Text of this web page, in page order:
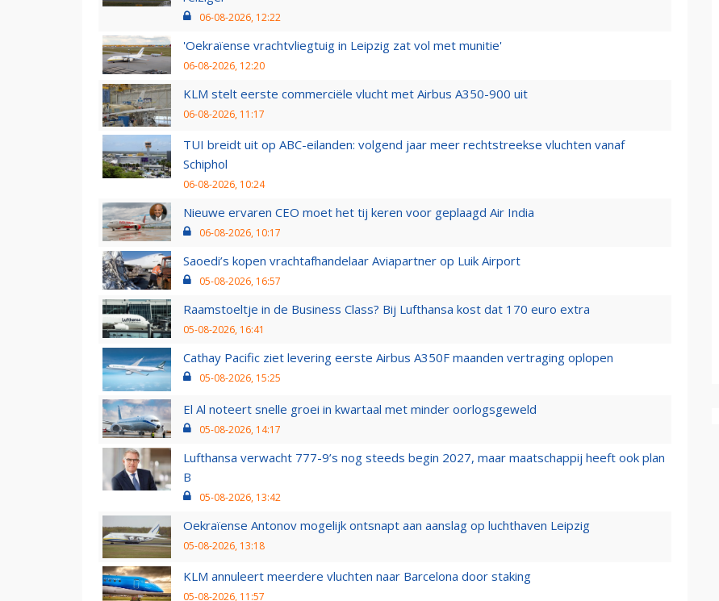
06-08-2026, 12:22
'Oekraïense vrachtvliegtuig in Leipzig zat vol met munitie'
06-08-2026, 12:20
KLM stelt eerste commerciële vlucht met Airbus A350-900 uit
06-08-2026, 11:17
TUI breidt uit op ABC-eilanden: volgend jaar meer rechtstreekse vluchten vanaf
Schiphol
06-08-2026, 10:24
Nieuwe ervaren CEO moet het tij keren voor geplaagd Air India
06-08-2026, 10:17
Saoedi’s kopen vrachtafhandelaar Aviapartner op Luik Airport
05-08-2026, 16:57
Raamstoeltje in de Business Class? Bij Lufthansa kost dat 170 euro extra
05-08-2026, 16:41
Cathay Pacific ziet levering eerste Airbus A350F maanden vertraging oplopen
05-08-2026, 15:25
El Al noteert snelle groei in kwartaal met minder oorlogsgeweld
05-08-2026, 14:17
Lufthansa verwacht 777-9’s nog steeds begin 2027, maar maatschappij heeft ook plan
B
05-08-2026, 13:42
Oekraïense Antonov mogelijk ontsnapt aan aanslag op luchthaven Leipzig
05-08-2026, 13:18
KLM annuleert meerdere vluchten naar Barcelona door staking
05-08-2026, 11:57